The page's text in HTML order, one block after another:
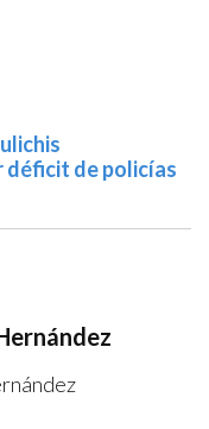
déficit de policías